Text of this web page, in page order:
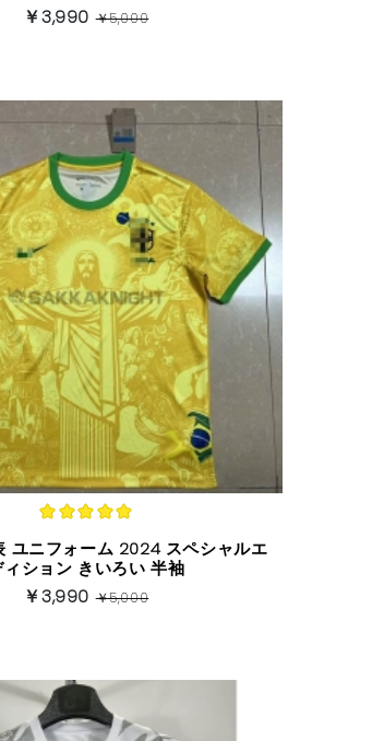
￥3,990￥5,000
ィション きいろい 半袖
￥3,990￥5,000